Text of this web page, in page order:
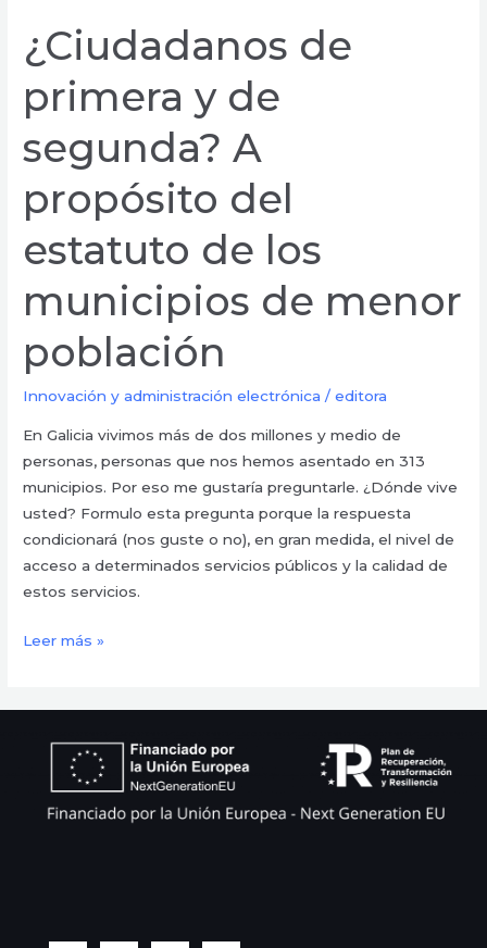
¿Ciudadanos de
primera y de
segunda? A
propósito del
estatuto de los
municipios de menor
población
Innovación y administración electrónica /editora
En Galicia vivimos más de dos millones y medio de
personas, personas que nos hemos asentado en 313
municipios. Por eso me gustaría preguntarle. ¿Dónde vive
usted? Formulo esta pregunta porque la respuesta
condicionará (nos guste o no), en gran medida, el nivel de
acceso a determinados servicios públicos y la calidad de
estos servicios.
menor
población
Leer más »